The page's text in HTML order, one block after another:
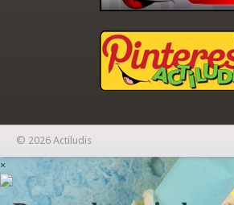
© 2026 Actiludis
×